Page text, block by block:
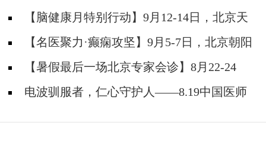
祥琴教授成都领衔会诊，共筑全年龄段抗癫防
线！
【脑健康月特别行动】9月12-14日，北京天
坛医院杨涛博士免费会诊+超万元援助，护航全
年龄段癫痫患者
【名医聚力·癫痫攻坚】9月5-7日，北京朝阳
医院神经内科周立春博士成都公益会诊，名额有
限，速约！
【暑假最后一场北京专家会诊】8月22-24
日，北京大学首钢医院高伟教授亲临成都免费会
电波驯服者，仁心守护人——8.19中国医师